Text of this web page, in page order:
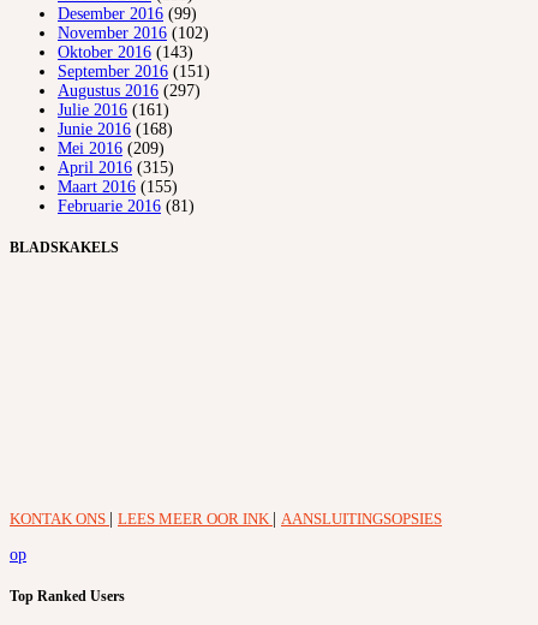
Desember 2016 (99)
November 2016 (102)
Oktober 2016 (143)
September 2016 (151)
Augustus 2016 (297)
Julie 2016 (161)
Junie 2016 (168)
Mei 2016 (209)
April 2016 (315)
Maart 2016 (155)
Februarie 2016 (81)
BLADSKAKELS
KONTAK ONS LEES MEER OOR INK
AANSLUITINGSOPSIES
op
Top Ranked Users